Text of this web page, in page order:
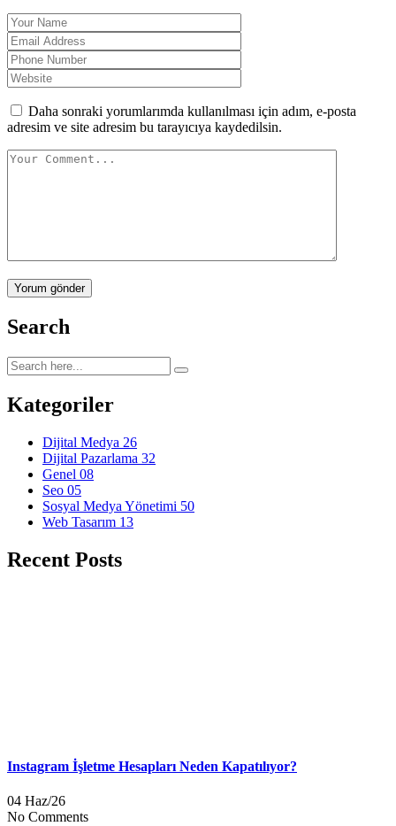
Daha sonraki yorumlarımda kullanılması için adım, e-posta
adresim ve site adresim bu tarayıcıya kaydedilsin.
Yorum gönder
Search
Kategoriler
Dijital Medya 26
Dijital Pazarlama 32
Genel 08
Seo 05
Sosyal Medya Yönetimi 50
Web Tasarım 13
Recent Posts
Instagram İşletme Hesapları Neden Kapatılıyor?
04 Haz/26
No Comments